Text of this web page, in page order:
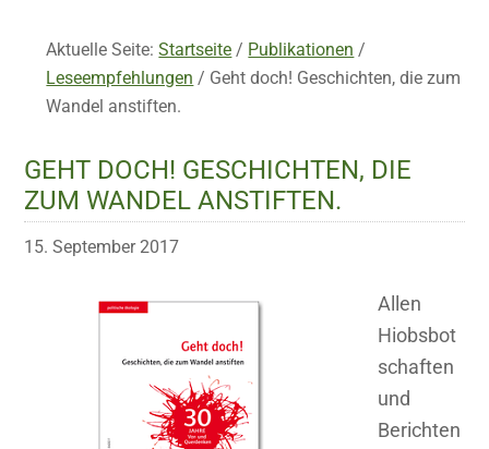
Aktuelle Seite:Startseite / Publikationen /
Leseempfehlungen / Geht doch! Geschichten, die zum
Wandel anstiften.
GEHT DOCH! GESCHICHTEN, DIE
ZUM WANDEL ANSTIFTEN.
15. September 2017
Allen
Hiobsbot
schaften
und
Berichten